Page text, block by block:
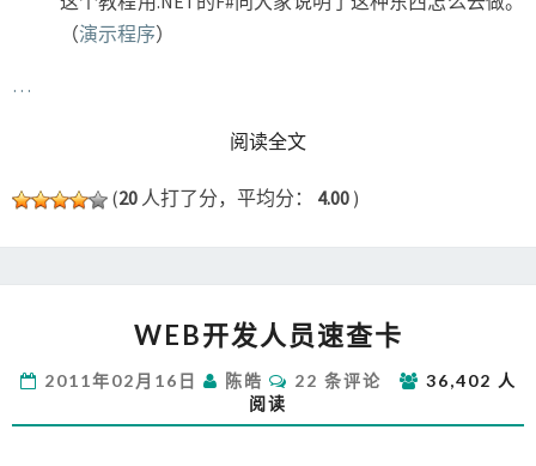
（演示程序）
…
阅读全文READ MORE
(20 人打了分，平均分： 4.00 )
开
人
员
WEB开发人员速查卡
2011年02月16日 陈皓
评
论
22 条评论
36,402 人
阅读